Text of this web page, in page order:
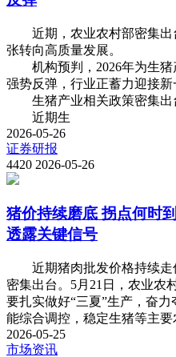
近期，农业农村部密集出
张转向高质量发展。
机构预判，2026年为生猪
强势反弹，行业正蓄力迎接新
生猪产业相关政策密集出
近期生
2026-05-26
证券研报
4420 2026-05-26
猪价持续磨底 拐点何时
透露关键信号
近期猪肉批发价格持续走
密集出台。5月21日，农业农
要扎实做好“三夏”生产，奋
能综合调控，稳定生猪等主要
2026-05-25
市场资讯